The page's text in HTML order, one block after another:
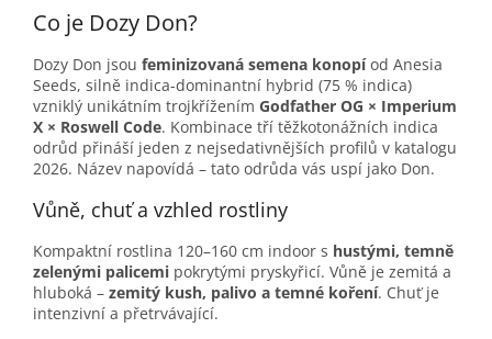
Co je Dozy Don?
Dozy Don jsou feminizovaná semena konopíod Anesia
Seeds, silně indica-dominantní hybrid (75 % indica)
vzniklý unikátním trojkřížením Godfather OG × Imperium
X × Roswell Code. Kombinace tří těžkotonážních indica
odrůd přináší jeden z nejsedativnějších profilů v katalogu
2026. Název napovídá – tato odrůda vás uspí jako Don.
Vůně, chuť a vzhled rostliny
Kompaktní rostlina 120–160 cm indoor s hustými, temně
zelenými palicemi pokrytými pryskyřicí. Vůně je zemitá a
hluboká – zemitý kush, palivo a temné koření. Chuť je
intenzivní a přetrvávající.